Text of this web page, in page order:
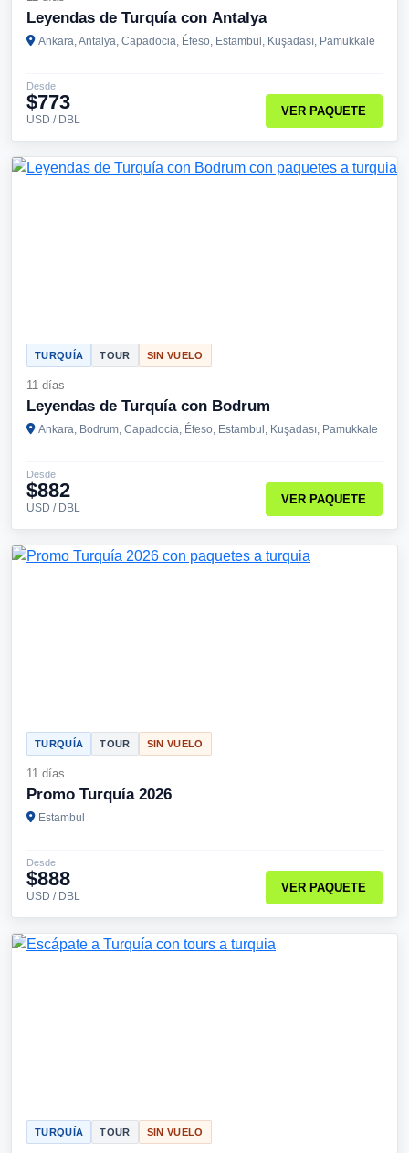
Leyendas de Turquía con Antalya
Ankara, Antalya, Capadocia, Éfeso, Estambul, Kuşadası, Pamukkale
Desde
$773
USD / DBL
VER PAQUETE
TURQUÍA TOUR SIN VUELO
11 días
Leyendas de Turquía con Bodrum
Ankara, Bodrum, Capadocia, Éfeso, Estambul, Kuşadası, Pamukkale
Desde
$882
USD / DBL
VER PAQUETE
TURQUÍA TOUR SIN VUELO
11 días
Promo Turquía 2026
Estambul
Desde
$888
USD / DBL
VER PAQUETE
TURQUÍA TOUR SIN VUELO